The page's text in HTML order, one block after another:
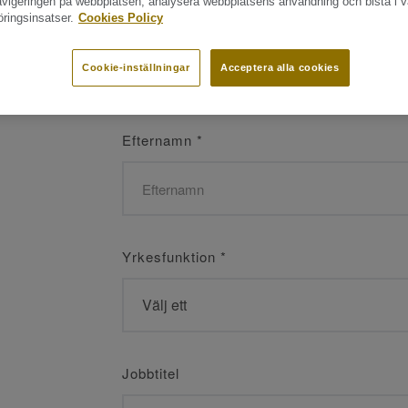
Namn
Efternamn *
Yrkesfunktion *
Jobbtitel
Cookies Policy
Acceptera alla cookies
Cookie-inställningar